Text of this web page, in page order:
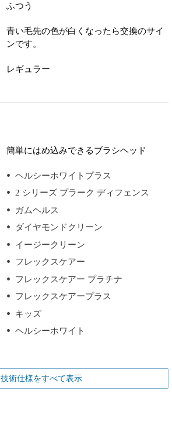
ふつう
青い毛先の色が白くなったら交換のサイ
ンです。
レギュラー
簡単にはめ込みできるブラシヘッド
ヘルシーホワイトプラス
2 シリーズ プラーク ディフェンス
ガムヘルス
ダイヤモンドクリーン
イージークリーン
フレックスケアー
フレックスケアー プラチナ
フレックスケアープラス
キッズ
ヘルシーホワイト
技術仕様をすべて表示